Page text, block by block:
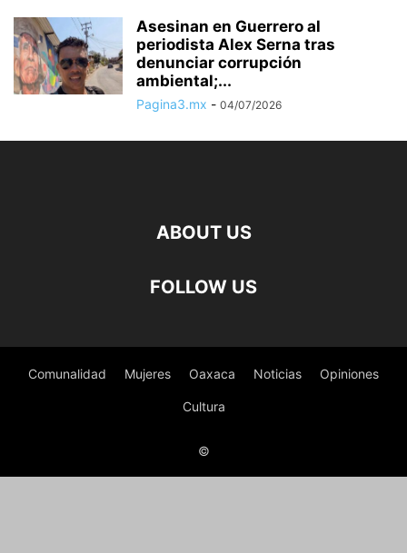
Asesinan en Guerrero al
periodista Alex Serna tras
denunciar corrupción
ambiental;...
Pagina3.mx - 04/07/2026
ABOUT US
FOLLOW US
Comunalidad Mujeres Oaxaca Noticias Opiniones
Cultura
©